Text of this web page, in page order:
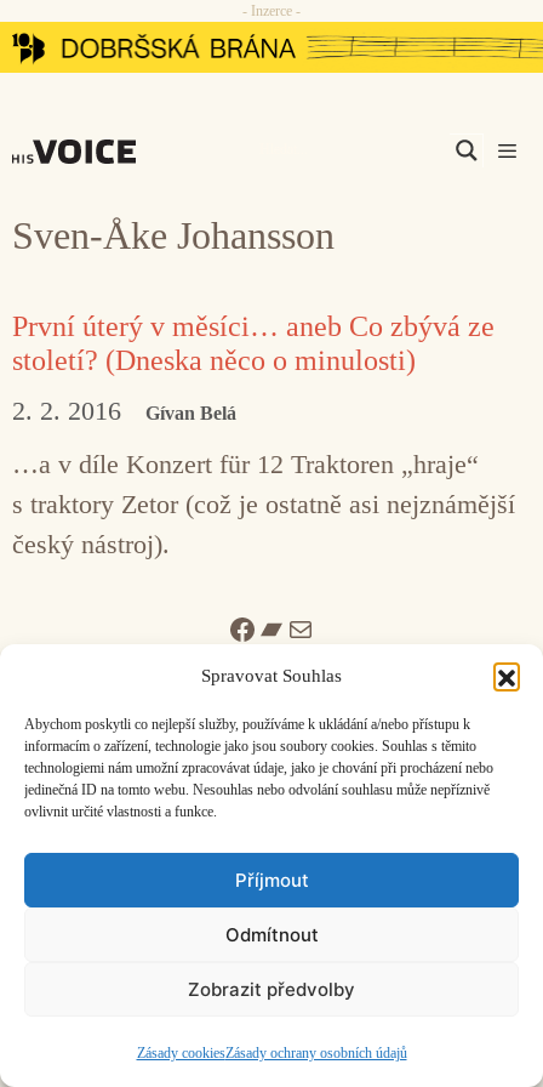
Spravovat Souhlas
Abychom poskytli co nejlepší služby, používáme k ukládání a/nebo přístupu k
informacím o zařízení, technologie jako jsou soubory cookies. Souhlas s těmito
technologiemi nám umožní zpracovávat údaje, jako je chování při procházení nebo
jedinečná ID na tomto webu. Nesouhlas nebo odvolání souhlasu může nepříznivě
ovlivnit určité vlastnosti a funkce.
Příjmout
Odmítnout
Zobrazit předvolby
Zásady cookiesZásady ochrany osobních údajů
Přeskočit
na
- Inzerce -
Sven-Åke Johansson
První úterý v měsíci… aneb Co zbývá ze
století? (Dneska něco o minulosti)
2. 2. 2016 Gívan Belá
…a v díle Konzert für 12 Traktoren „hraje“
s traktory Zetor (což je ostatně asi nejznámější
český nástroj).
Facebook
Bandcamp
Mail
ČASOPIS O JINÉ HUDBĚ | vydává Hudební informační středisko|
založeno 2001 | Kontaktujte nás: